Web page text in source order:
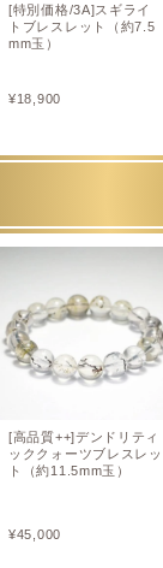
[特別価格/3A]スギライ
トブレスレット（約7.5
mm玉）
¥18,900
[高品質++]デンドリティ
ッククォーツブレスレッ
ト（約11.5mm玉）
¥45,000